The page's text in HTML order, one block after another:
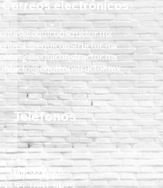
duraderas
Correos electrónicos
ventas@equiconstructor.mx
Teléfonos
WhatsApp: